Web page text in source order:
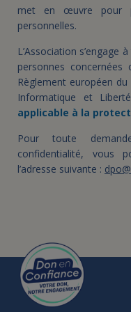
JE DEVIENS
met en œuvre pour
personnelles.
L’Association s’engage
personnes
Règlement européen
Informatique et
applicable à la
Pour toute
confidentialité, vous
l’adresse suivante :